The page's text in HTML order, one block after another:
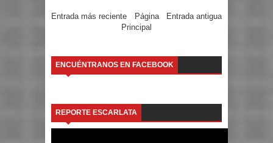
Entrada más reciente Entrada antigua
Página
Principal
ENCUÉNTRANOS EN FACEBOOK
REPORTE ESCARLATA